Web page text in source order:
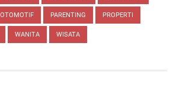
OTOMOTIF PARENTING PROPERTI
WANITA WISATA